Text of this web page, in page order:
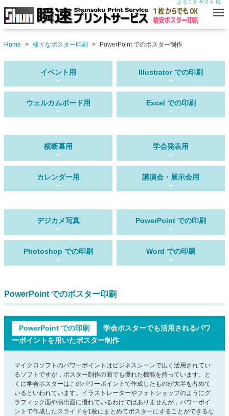
ようこそ ゲスト 様
Menu
Home 様々なポスター印刷 PowerPoint でのポスター制作
イベント用 Illustrator での印刷
ウェルカムボード用 Excel での印刷
横断幕用 学会発表用
カレンダー用 講演会・展示会用
デジカメ写真 PowerPoint での印刷
Photoshop での印刷 Word での印刷
PowerPoint でのポスター印刷
PowerPoint での印刷
学会ポスターでも活用されるパワ
ーポイントを用いたポスター制作
マイクロソフトのパワーポイントはビジネスシーンで広く活用されてい
るソフトですが，ポスター制作の面でも優れた機能を持っています。と
くに学会ポスターはこのパワーポイントで作成したものが大半を占めて
いるといわれています。イラストレーターやフォトショップのようにグ
ラフィック面や演出面に優れているわけではありませんが，パワーポイ
ントで作成したスライドを1枚にまとめてポスターにすることができるな